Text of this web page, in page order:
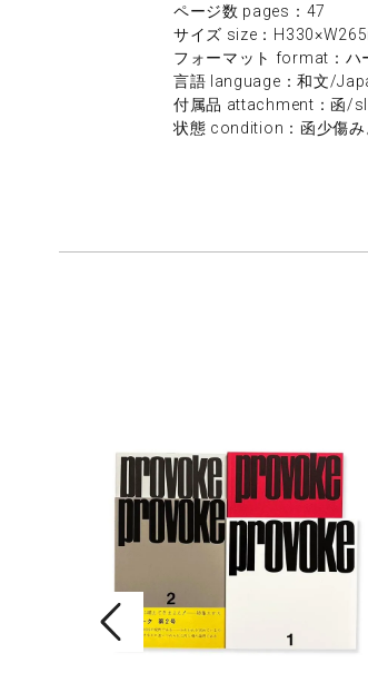
ページ数 pages：47
サイズ size：
フォーマット format：
言語 language：和文/
付属品 attachment：函/
状態 condition：函少傷